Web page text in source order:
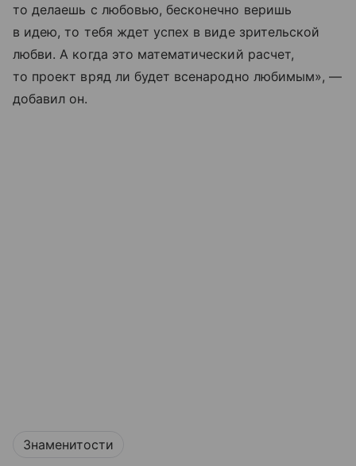
то делаешь с любовью, бесконечно веришь
в идею, то тебя ждет успех в виде зрительской
любви. А когда это математический расчет,
то проект вряд ли будет всенародно любимым», —
добавил он.
Знаменитости